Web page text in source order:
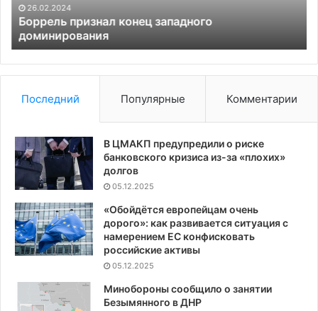
26.02.2024
Боррель признал конец западного
доминирования
Последний Популярные Комментарии
В ЦМАКП предупредили о риске
банковского кризиса из-за «плохих»
долгов
05.12.2025
«Обойдётся европейцам очень
дорого»: как развивается ситуация с
намерением ЕС конфисковать
российские активы
05.12.2025
Минобороны сообщило о занятии
Безымянного в ДНР